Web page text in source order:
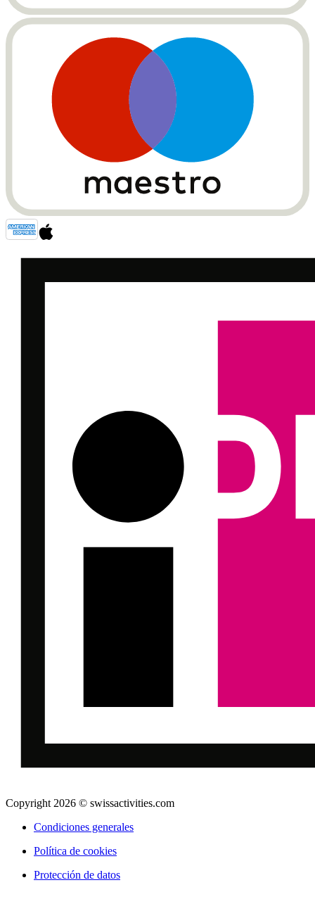
Copyright 2026 © swissactivities.com
Condiciones generales
Política de cookies
Protección de datos